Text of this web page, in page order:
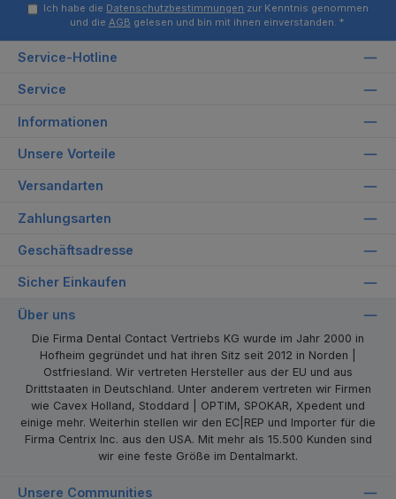
Ich habe die Datenschutzbestimmungen zur Kenntnis genommen
und die AGB gelesen und bin mit ihnen einverstanden. *
Service-Hotline
Service
Informationen
Unsere Vorteile
Versandarten
Zahlungsarten
Geschäftsadresse
Sicher Einkaufen
Über uns
Die Firma Dental Contact Vertriebs KG wurde im Jahr 2000 in
Hofheim gegründet und hat ihren Sitz seit 2012 in Norden |
Ostfriesland. Wir vertreten Hersteller aus der EU und aus
Drittstaaten in Deutschland. Unter anderem vertreten wir Firmen
wie Cavex Holland, Stoddard | OPTIM, SPOKAR, Xpedent und
einige mehr. Weiterhin stellen wir den EC|REP und Importer für die
Firma Centrix Inc. aus den USA. Mit mehr als 15.500 Kunden sind
wir eine feste Größe im Dentalmarkt.
Unsere Communities